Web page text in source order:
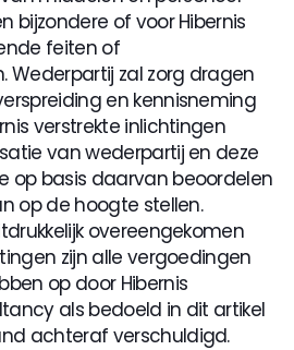
bijzondere of voor Hibernis
feiten of
Wederpartij zal zorg dragen
en kennisneming
verstrekte inlichtingen
van wederpartij en deze
op basis daarvan beoordelen
op de hoogte stellen.
overeengekomen
zijn alle vergoedingen
op door Hibernis
als bedoeld in dit artikel
achteraf verschuldigd.